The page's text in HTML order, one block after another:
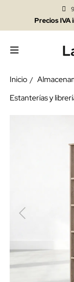
Precios IVA
Inicio
Estanterías y